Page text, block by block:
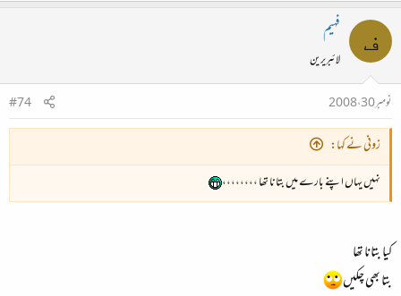
ف فہیم
لائبریرین
نومبر 30، 2008
#74
زونی نے کہا:
نہیں یہاں اپنے بارے میں بتانا تھا ،،،،،،،،
کیا بتانا تھا
بتا بھی چکیں